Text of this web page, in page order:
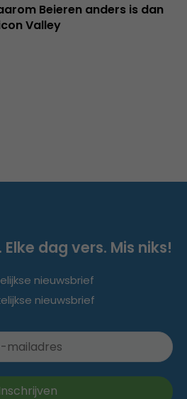
Beieren anders is dan
Valley
dag vers. Mis niks!
nieuwsbrief
nieuwsbrief